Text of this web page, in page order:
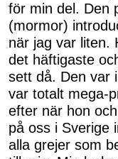
för min del. Den
(mormor)
när jag var liten.
det häftigaste
sett då. Den var
var totalt mega-
efter när hon
på oss i Sverige
alla grejer som